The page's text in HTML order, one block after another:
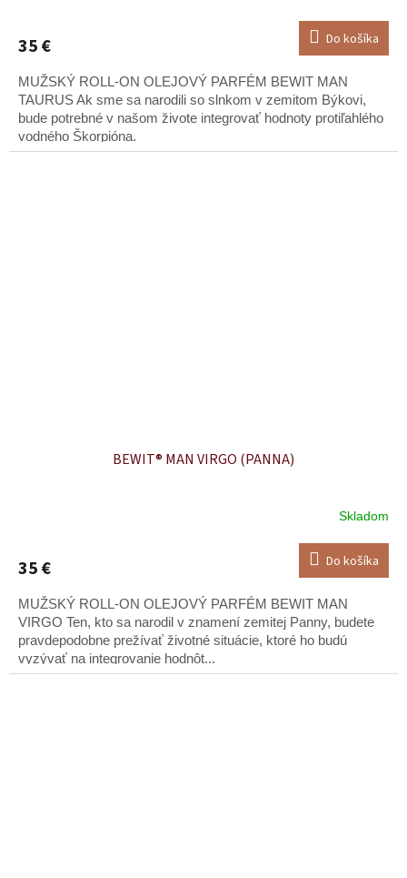
35 € Do košíka
MUŽSKÝ ROLL-ON OLEJOVÝ PARFÉM BEWIT MAN
TAURUS Ak sme sa narodili so slnkom v zemitom Býkovi,
bude potrebné v našom živote integrovať hodnoty protiľahlého
vodného Škorpióna.
BEWIT® MAN VIRGO (PANNA)
Skladom
35 € Do košíka
MUŽSKÝ ROLL-ON OLEJOVÝ PARFÉM BEWIT MAN
VIRGO Ten, kto sa narodil v znamení zemitej Panny, budete
pravdepodobne prežívať životné situácie, ktoré ho budú
vyzývať na integrovanie hodnôt...